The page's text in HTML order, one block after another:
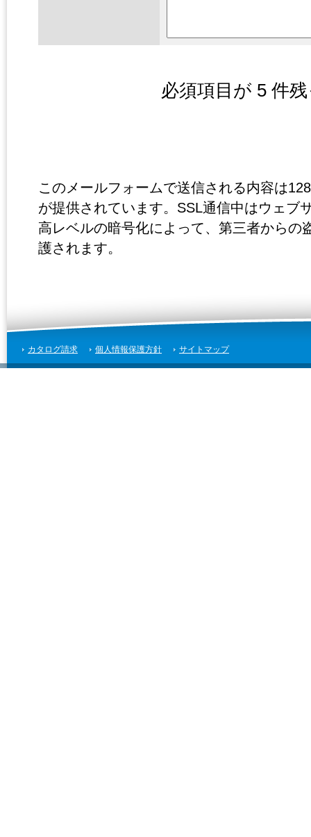
必須項目が 5 件
このメールフォームで送信される内容は
が提供されています。SSL通信中はウェブ
高レベルの暗号化によって、第三者からの
護されます。
カタログ請求 個人情報保護方針 サイトマップ